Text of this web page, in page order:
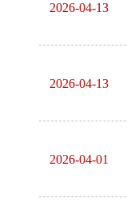
2026-04-13
2026-04-13
2026-04-01